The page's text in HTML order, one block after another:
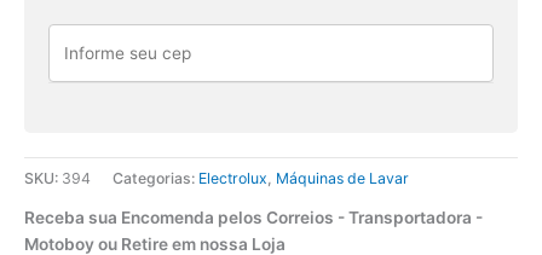
LTC10
SKU: 394 Categorias: Electrolux Máquinas de Lavar
Receba sua Encomenda pelos Correios - Transportadora -
Motoboy ou Retire em nossa Loja